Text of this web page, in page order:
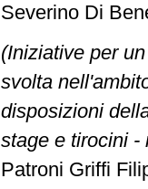
Severino Di
(Iniziative per
svolta
disposizioni
stage e tirocini -
Patroni Griffi